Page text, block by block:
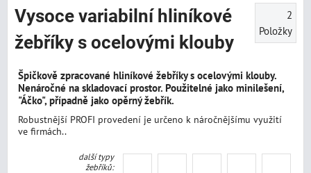
Vysoce variabilní hliníkové
žebříky s ocelovými klouby
2
Položky
Špičkově zpracované hliníkové žebříky s ocelovými klouby.
Nenáročné na skladovací prostor. Použitelné jako minilešení,
"Áčko", případně jako opěrný žebřík.
Robustnější PROFI provedení je určeno k náročnějšímu využití
ve firmách..
další typy
žebříků: